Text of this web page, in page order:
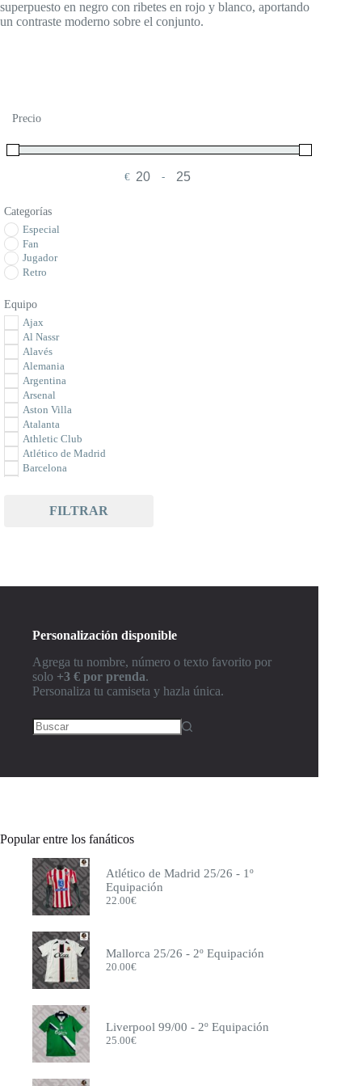
superpuesto en negro con ribetes en rojo y blanco, aportando
un contraste moderno sobre el conjunto.
Precio
€ Minimum Price
-Maximum Price
Categorías
Especial
Fan
Jugador
Retro
Equipo
Ajax
Al Nassr
Alavés
Alemania
Argentina
Arsenal
Aston Villa
Atalanta
Athletic Club
Atlético de Madrid
Barcelona
Benfica
Brasil
Chelsea
Club América
Colombia
Como
Crystal Palace
Fulham
Genoa
Getafe
Girona
Hamburgo
Inglaterra
Inter de Milán
Inter Miami
Italia
Japón
Juventus
Leeds
Levante
Lille
Liverpool
Mallorca
Manchester City
FILTRAR
Personalización disponible
Agrega tu nombre, número o texto favorito por
solo +3 € por prenda.
Personaliza tu camiseta y hazla única.
Popular entre los fanáticos
Atlético de Madrid 25/26 - 1º
Equipación
22.00€
Mallorca 25/26 - 2º Equipación
20.00€
Liverpool 99/00 - 2º Equipación
25.00€